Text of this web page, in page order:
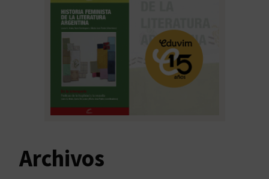
Archivos